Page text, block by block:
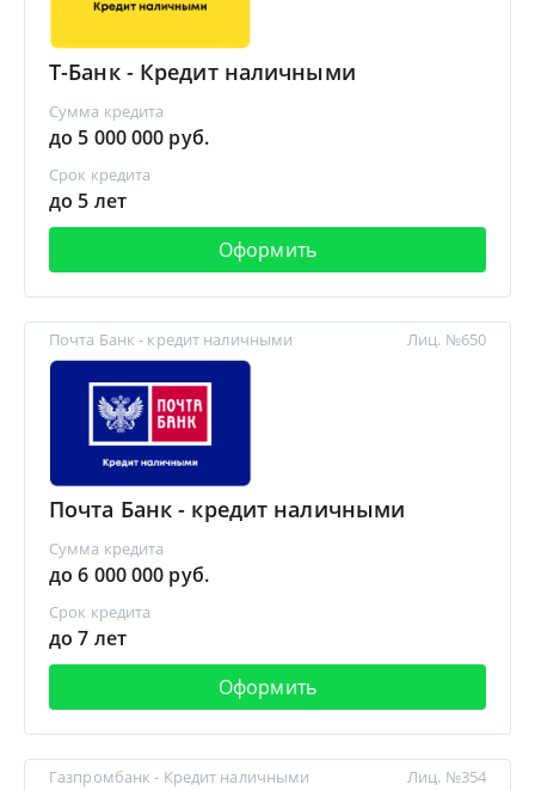
Т-Банк - Кредит наличными
Сумма кредита
до 5 000 000 руб.
Срок кредита
до 5 лет
Оформить
Почта Банк - кредит наличными
Почта Банк - кредит наличными
Сумма кредита
до 6 000 000 руб.
Срок кредита
до 7 лет
Оформить
Лиц. №650
Газпромбанк - Кредит наличными Лиц. №354